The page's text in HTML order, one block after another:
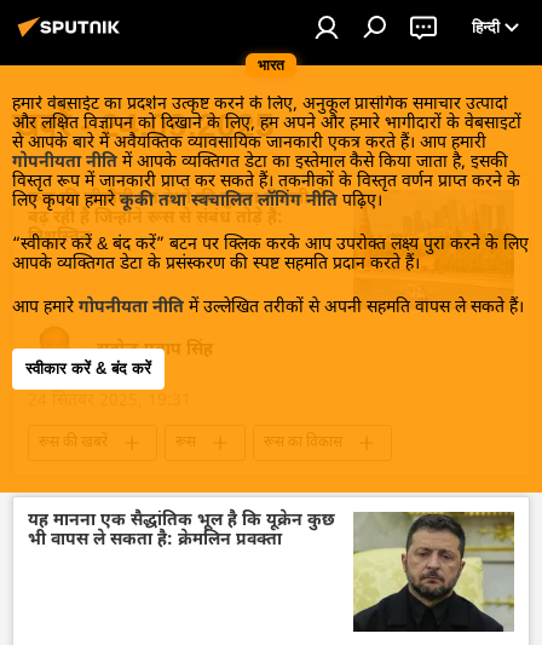
भारत
हिन्दी
हमारे वेबसाईट का प्रदर्शन उत्कृष्ट करने के लिए, अनुकूल प्रासंगिक समाचार उत्पादों
और लक्षित विज्ञापन को दिखाने के लिए, हम अपने और हमारे भागीदारों के वेबसाइटों
से आपके बारे में अवैयक्तिक व्यावसायिक जानकारी एकत्र करते हैं। आप हमारी
गोपनीयता नीति में आपके व्यक्तिगत डेटा का इस्तेमाल कैसे किया जाता है, इसकी
विस्तृत रूप में जानकारी प्राप्त कर सकते हैं। तकनीकों के विस्तृत वर्णन प्राप्त करने के
लिए कृपया हमारे कूकी तथा स्वचालित लॉगिंग नीति पढ़िए।
“स्वीकार करें & बंद करें” बटन पर क्लिक करके आप उपरोक्त लक्ष्य पुरा करने के लिए
आपके व्यक्तिगत डेटा के प्रसंस्करण की स्पष्ट सहमति प्रदान करते हैं।
आप हमारे गोपनीयता नीति में उल्लेखित तरीकों से अपनी सहमति वापस ले सकते हैं।
स्वीकार करें & बंद करें
खबरें - 24.09.2025
रूस की जीडीपी उन देशों की तुलना में तेज़ी से
बढ़ रही है जिन्होंने रूस से संबंध तोड़े हैं:
मिशुस्तिन
सत्येन्द्र प्रताप सिंह
रूस की खबरें रूस
रूस का विकास
आर्थिक वृद्धि दर
वैश्विक आर्थिक स्थिरता
यह मानना एक सैद्धांतिक भूल है कि यूक्रेन कुछ
भी वापस ले सकता है: क्रेमलिन प्रवक्ता